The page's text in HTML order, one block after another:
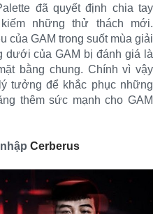
đã quyết định chia tay
những thử thách mới.
của GAM trong suốt mùa giải
dưới của GAM bị đánh giá là
bằng chung. Chính vì vậy
tưởng để khắc phục những
thêm sức mạnh cho GAM
Cerberus